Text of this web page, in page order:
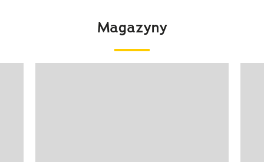
Magazyny